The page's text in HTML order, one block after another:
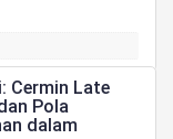
Cermin Late
Pola
dalam